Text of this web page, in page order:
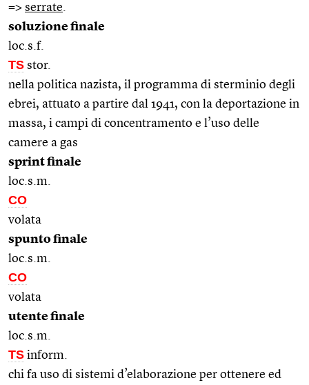
=> serrate
soluzione finale
loc.s.f.
TS stor.
nella politica nazista, il programma di sterminio degli
ebrei, attuato a partire dal 1941, con la deportazione in
massa, i campi di concentramento e l’uso delle
camere a gas
sprint finale
loc.s.m.
CO
volata
spunto finale
loc.s.m.
CO
volata
utente finale
loc.s.m.
TS inform.
chi fa uso di sistemi d’elaborazione per ottenere ed